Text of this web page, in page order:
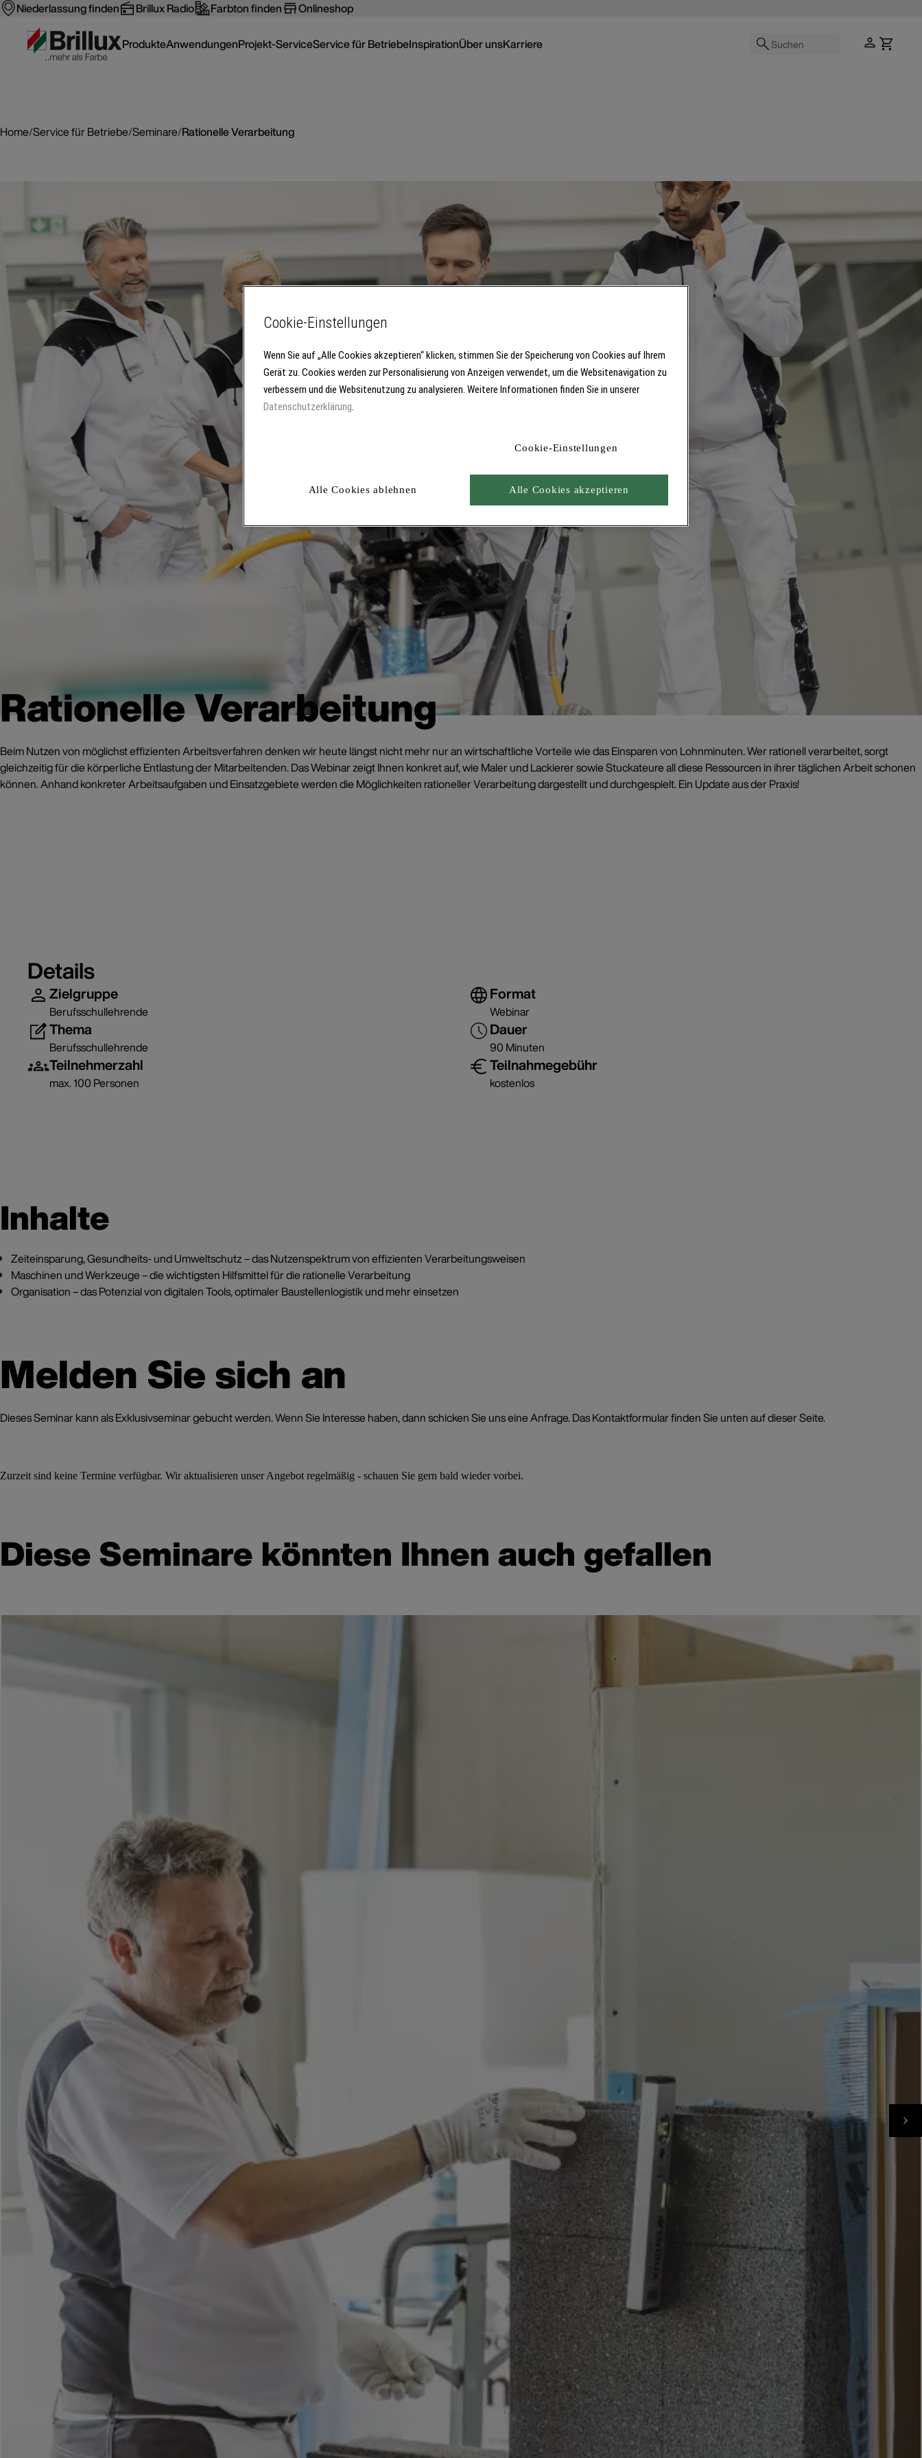
Niederlassung finden Brillux Radio Farbton finden Onlineshop
Suchen
ProdukteAnwendungenProjekt-ServiceService für BetriebeInspirationÜber unsKarriere
Home/Service für Betriebe/Seminare/Rationelle Verarbeitung
Rationelle Verarbeitung
Beim Nutzen von möglichst effizienten Arbeitsverfahren denken wir heute längst nicht mehr nur an wirtschaftliche Vorteile wie das Einsparen von Lohnminuten. Wer rationell verarbeitet, sorgt
gleichzeitig für die körperliche Entlastung der Mitarbeitenden. Das Webinar zeigt Ihnen konkret auf, wie Maler und Lackierer sowie Stuckateure all diese Ressourcen in ihrer täglichen Arbeit schonen
können. Anhand konkreter Arbeitsaufgaben und Einsatzgebiete werden die Möglichkeiten rationeller Verarbeitung dargestellt und durchgespielt. Ein Update aus der Praxis!
Details
Zielgruppe
Berufsschullehrende
Thema
Berufsschullehrende
Teilnehmerzahl
max. 100 Personen
Format
Webinar
Dauer
90 Minuten
Teilnahmegebühr
kostenlos
Inhalte
Zeiteinsparung, Gesundheits- und Umweltschutz – das Nutzenspektrum von effizienten Verarbeitungsweisen
Maschinen und Werkzeuge – die wichtigsten Hilfsmittel für die rationelle Verarbeitung
Organisation – das Potenzial von digitalen Tools, optimaler Baustellenlogistik und mehr einsetzen
Melden Sie sich an
Dieses Seminar kann als Exklusivseminar gebucht werden. Wenn Sie Interesse haben, dann schicken Sie uns eine Anfrage. Das Kontaktformular finden Sie unten auf dieser Seite.
Zurzeit sind keine Termine verfügbar. Wir aktualisieren unser Angebot regelmäßig - schauen Sie gern bald wieder vorbei.
Diese Seminare könnten Ihnen auch gefallen
Cookie-Einstellungen
Wenn Sie auf „Alle Cookies akzeptieren“ klicken, stimmen Sie der Speicherung von Cookies auf Ihrem
Gerät zu. Cookies werden zur Personalisierung von Anzeigen verwendet, um die Websitenavigation zu
verbessern und die Websitenutzung zu analysieren. Weitere Informationen finden Sie in unserer
Datenschutzerklärung.
Cookie-Einstellungen
Alle Cookies ablehnen Alle Cookies akzeptieren